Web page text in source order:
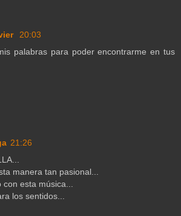
20:03
palabras para poder encontrarme en tus
21:26
manera tan pasional...
con esta música...
los sentidos...